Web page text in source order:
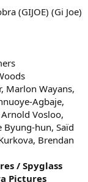
(GIJOE) (Gi Joe)
Marlon Wayans,
Agbaje,
Vosloo,
Byung-hun, Saïd
Brendan
/ Spyglass
Pictures